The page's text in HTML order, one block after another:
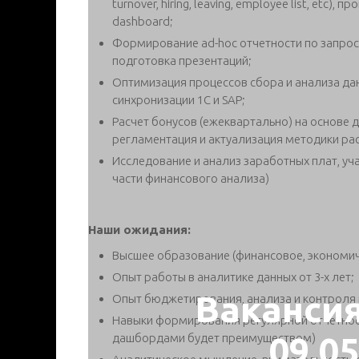
turnover, hiring, leaving, employee list, etc),
dashboard;
Формирование ad-hoc отчетности по
подготовка презентаций;
Оптимизация процессов сбора и анализа
синхронизации 1С и SAP;
Расчет бонусов (ежеквартально) на основе
регламентация и актуализация методики
Исследование и анализ заработных плат,
части финансового анализа)
Наши ожидания:
Высшее образование (финансовое,
Опыт работы в аналитике данных от 3-х лет;
Опыт бюджетирования, анализа и
Навыки формирования регулярной
дашбордами будет преимуществом)